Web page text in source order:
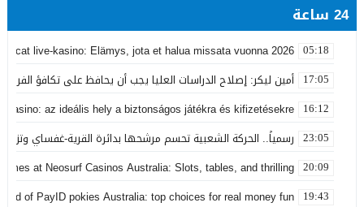
24 ساعة
05:18
live-kasino: Elämys, jota et halua missata vuonna 2026
17:05 أمين ليكر: إصلاح الدراسات العليا يجب أن يحافظ على تكافؤ الفرص
16:12
Casino: az ideális hely a biztonságos játékra és kifizetésekre
23:05 رسمياً.. الحركة الشعبية تحسم مرشحها بدائرة القرية-غفساي
20:09
at Neosurf Casinos Australia: Slots, tables, and thrilling
19:43
of PayID pokies Australia: top choices for real money fun